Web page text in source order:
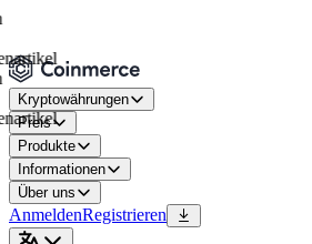
Kryptowährungen
Preis
Produkte
Informationen
Über uns
AnmeldenRegistrieren